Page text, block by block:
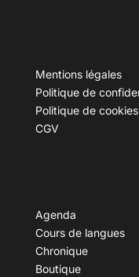
Mentions légales
Politique de
Politique de cookies
CGV
Agenda
Cours de langues
Chronique
Boutique